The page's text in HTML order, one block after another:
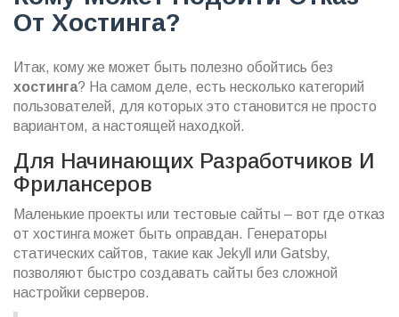
От Хостинга?
Итак, кому же может быть полезно обойтись без
хостинга? На самом деле, есть несколько категорий
пользователей, для которых это становится не просто
вариантом, а настоящей находкой.
Для Начинающих Разработчиков И
Фрилансеров
Маленькие проекты или тестовые сайты – вот где отказ
от хостинга может быть оправдан. Генераторы
статических сайтов, такие как Jekyll или Gatsby,
позволяют быстро создавать сайты без сложной
настройки серверов.